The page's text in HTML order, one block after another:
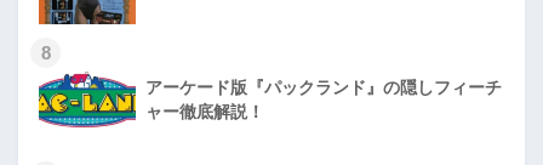
8
アーケード版『パックランド』の隠しフィーチ
ャー徹底解説！